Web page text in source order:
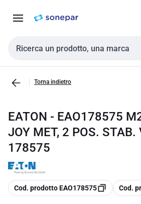
navigazione alla
Cerca input
Torna indietro
EATON - EAO178575
JOY MET, 2 POS. STAB.
178575
copia
Cod. prodotto EAO178575 copia
Cod.